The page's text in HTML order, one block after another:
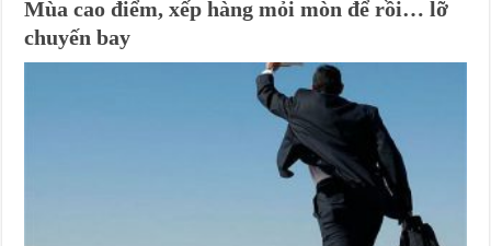
Mùa cao điểm, xếp hàng mỏi mòn để rồi… lỡ
chuyến bay